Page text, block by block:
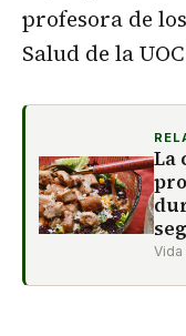
profesora de
Salud de la
La
Vida